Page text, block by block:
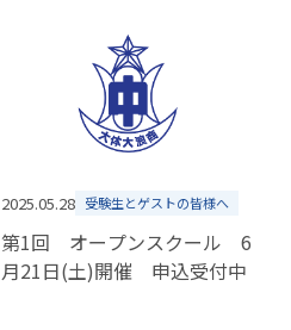
2025.05.28 受験生とゲストの皆様へ
第1回 オープンスクール 6
月21日(土)開催 申込受付中